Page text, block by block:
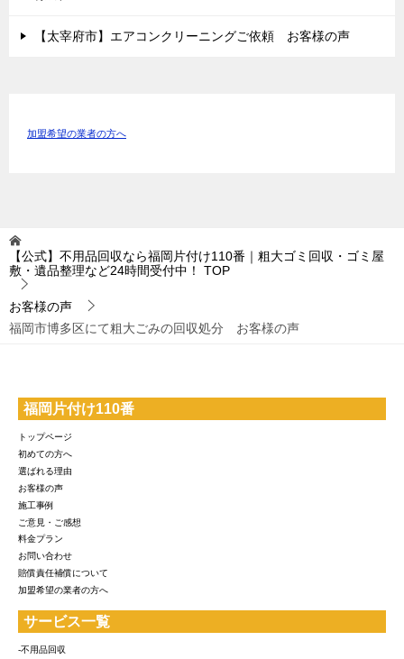
【太宰府市】エアコンクリーニングご依頼 お客様の声
加盟希望の業者の方へ
【公式】不用品回収なら福岡片付け110番｜粗大ゴミ回収・ゴミ屋
敷・遺品整理など24時間受付中！
TOP
お客様の声
福岡市博多区にて粗大ごみの回収処分 お客様の声
福岡片付け110番
トップページ
初めての方へ
選ばれる理由
お客様の声
施工事例
ご意見・ご感想
料金プラン
お問い合わせ
賠償責任補償について
加盟希望の業者の方へ
サービス一覧
-不用品回収